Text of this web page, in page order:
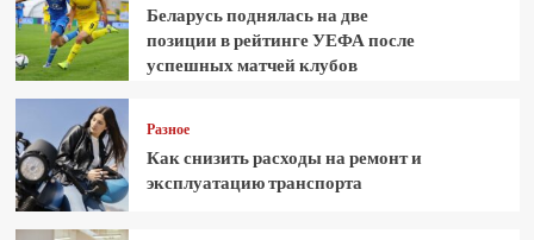
Беларусь поднялась на две
позиции в рейтинге УЕФА после
успешных матчей клубов
Разное
Как снизить расходы на ремонт и
эксплуатацию транспорта